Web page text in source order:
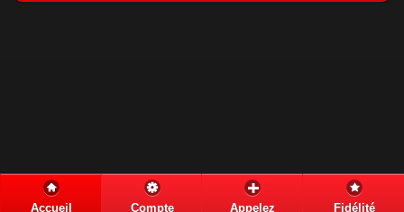
Accueil Compte Appelez Fidélité